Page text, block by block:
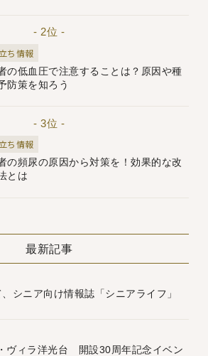
- 2位 -
ち情報
の低血圧で注意することは？原因や種
防策を知ろう
- 3位 -
ち情報
の頻尿の原因から対策を！効果的な改
とは
最新記事
シニア向け情報誌「シニアライフ」
ヴィラ洋光台 開設30周年記念イベン